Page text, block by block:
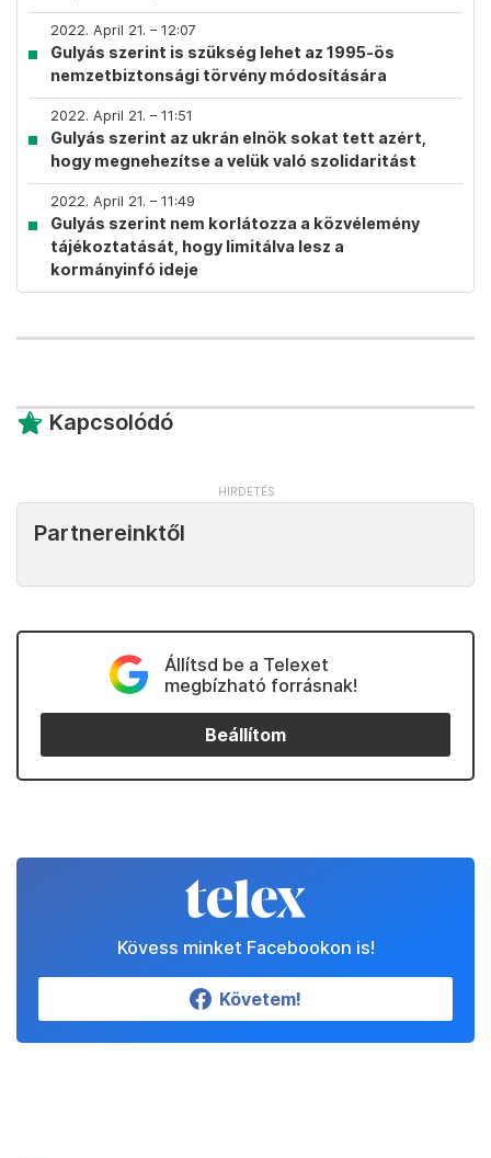
2022. April 21. – 12:07
Gulyás szerint is szükség lehet az 1995-ös
nemzetbiztonsági törvény módosítására
2022. April 21. – 11:51
Gulyás szerint az ukrán elnök sokat tett azért,
hogy megnehezítse a velük való szolidaritást
2022. April 21. – 11:49
Gulyás szerint nem korlátozza a közvélemény
tájékoztatását, hogy limitálva lesz a
kormányinfó ideje
Kapcsolódó
Partnereinktől
Állítsd be a Telexet
megbízható forrásnak!
Beállítom
Kövess minket Facebookon is!
Követem!